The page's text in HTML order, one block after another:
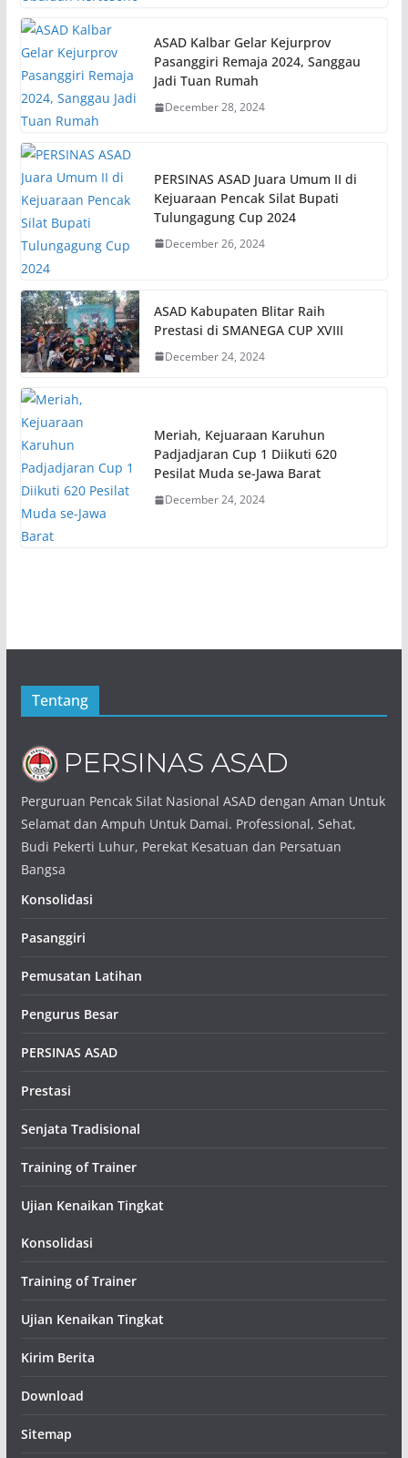
ASAD Kalbar Gelar Kejurprov
Pasanggiri Remaja 2024, Sanggau
Jadi Tuan Rumah
December 28, 2024
PERSINAS ASAD Juara Umum II di
Kejuaraan Pencak Silat Bupati
Tulungagung Cup 2024
December 26, 2024
ASAD Kabupaten Blitar Raih
Prestasi di SMANEGA CUP XVIII
December 24, 2024
Meriah, Kejuaraan Karuhun
Padjadjaran Cup 1 Diikuti 620
Pesilat Muda se-Jawa Barat
December 24, 2024
Tentang
Perguruan Pencak Silat Nasional ASAD dengan Aman Untuk
Selamat dan Ampuh Untuk Damai. Professional, Sehat,
Budi Pekerti Luhur, Perekat Kesatuan dan Persatuan
Bangsa
Konsolidasi
Pasanggiri
Pemusatan Latihan
Pengurus Besar
PERSINAS ASAD
Prestasi
Senjata Tradisional
Training of Trainer
Ujian Kenaikan Tingkat
Konsolidasi
Training of Trainer
Ujian Kenaikan Tingkat
Kirim Berita
Download
Sitemap